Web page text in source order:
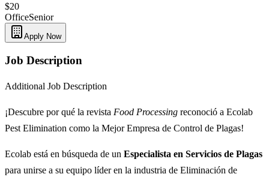
$20
OfficeSenior
Apply Now
Job Description
Additional Job Description
¡Descubre por qué la revista Food Processing reconoció a Ecolab
Pest Elimination como la Mejor Empresa de Control de Plagas!
Ecolab está en búsqueda de un Especialista en Servicios de Plagas
para unirse a su equipo líder en la industria de Eliminación de